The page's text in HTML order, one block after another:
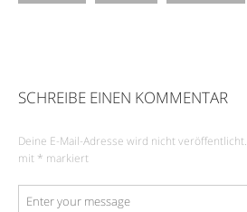
SCHREIBE EINEN KOMMENTAR
Deine E-Mail-Adresse wird nicht veröffentlicht.
mit * markiert
Kommentar